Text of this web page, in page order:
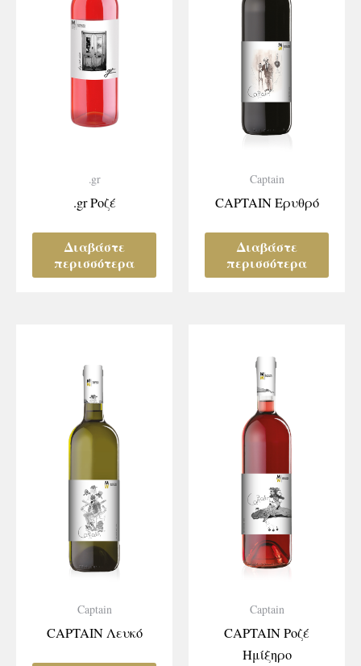
.gr
.gr Ροζέ
Διαβάστε
περισσότερα
Captain
CAPTAIN Ερυθρό
Διαβάστε
περισσότερα
Captain
CAPTAIN Λευκό
Captain
CAPTAIN Ροζέ
Ημίξηρο